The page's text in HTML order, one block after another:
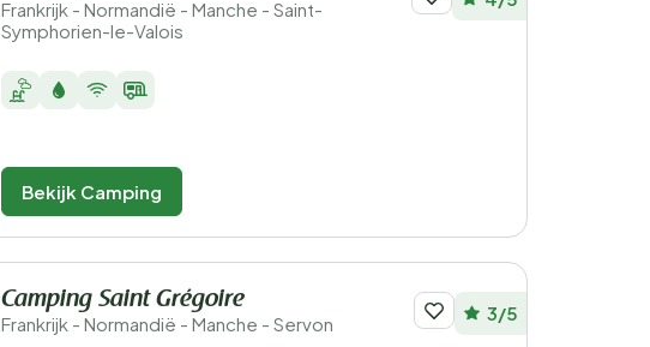
Frankrijk - Normandië - Manche - Saint-
Symphorien-le-Valois
Bekijk Camping
Camping Saint Grégoire
Frankrijk - Normandië - Manche - Servon 3/5